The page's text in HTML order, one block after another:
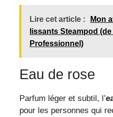
Lire cet article :
Mon
lissants Steampod (de
Professionnel)
Eau de rose
Parfum léger et subtil, l’
pour les personnes qui